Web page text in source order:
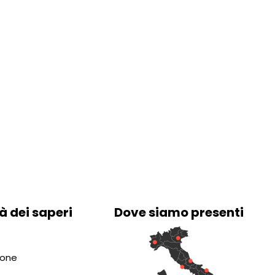
dei saperi Dove siamo presenti